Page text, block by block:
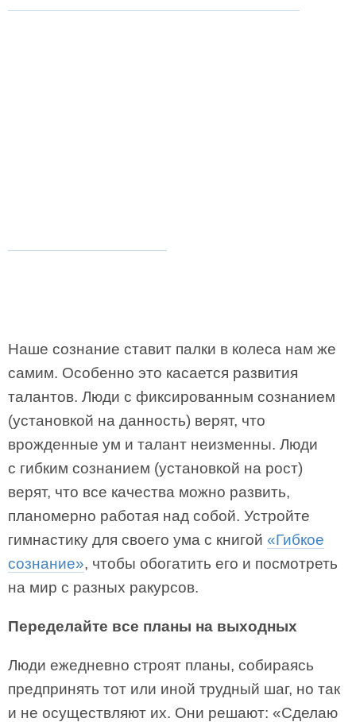
Наше сознание ставит палки в колеса нам же
самим. Особенно это касается развития
талантов. Люди с фиксированным сознанием
(установкой на данность) верят, что
врожденные ум и талант неизменны. Люди
с гибким сознанием (установкой на рост)
верят, что все качества можно развить,
планомерно работая над собой. Устройте
гимнастику для своего ума с книгой «Гибкое
сознание», чтобы обогатить его и посмотреть
на мир с разных ракурсов.
Переделайте все планы на выходных
Люди ежедневно строят планы, собираясь
предпринять тот или иной трудный шаг, но так
и не осуществляют их. Они решают: «Сделаю